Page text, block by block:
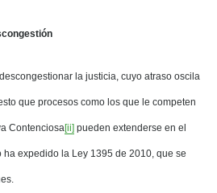
la justicia, cuyo atraso oscila
que procesos como los que le competen
Contenciosa[ii] pueden extenderse en el
expedido la Ley 1395 de 2010, que se